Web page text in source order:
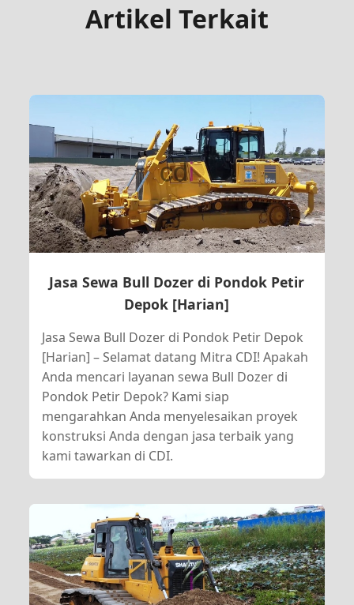
Artikel Terkait
Jasa Sewa Bull Dozer di Pondok Petir
Depok [Harian]
Jasa Sewa Bull Dozer di Pondok Petir Depok
[Harian] – Selamat datang Mitra CDI! Apakah
Anda mencari layanan sewa Bull Dozer di
Pondok Petir Depok? Kami siap
mengarahkan Anda menyelesaikan proyek
konstruksi Anda dengan jasa terbaik yang
kami tawarkan di CDI.